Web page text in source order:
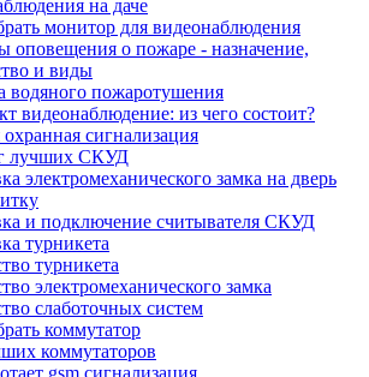
на даче
монитор для видеонаблюдения
оповещения о пожаре - назначение,
и виды
водяного пожаротушения
видеонаблюдение: из чего состоит?
сигнализация
лучших СКУД
электромеханического замка на дверь
и подключение считывателя СКУД
турникета
турникета
электромеханического замка
слаботочных систем
коммутатор
коммутаторов
gsm сигнализация